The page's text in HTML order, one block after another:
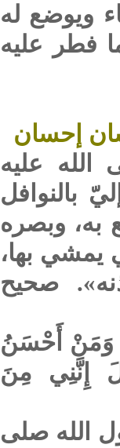
ويوضع له
فطر عليه
عليه
بالنوافل
به، وبصره
يمشي بها،
صحيح
{ وَمَنْ أَحْسَنُ
إِنَّنِي مِنَ
الله صلى